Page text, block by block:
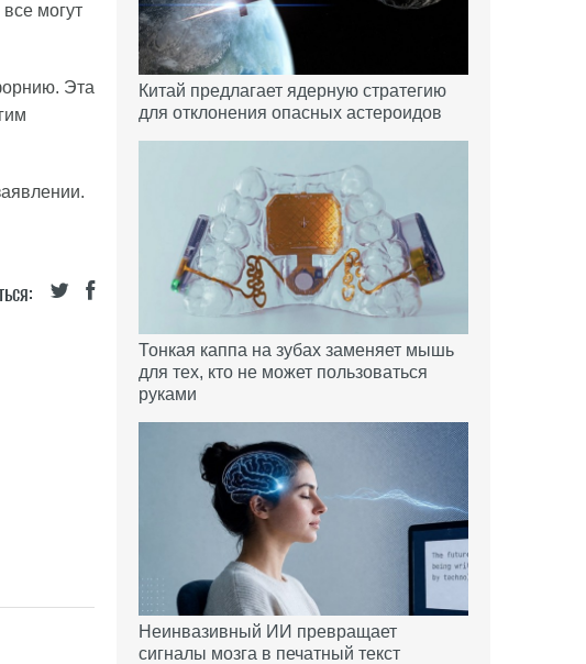
могут
Эта
Китай предлагает ядерную стратегию
для отклонения опасных астероидов
Тонкая каппа на зубах заменяет мышь
для тех, кто не может пользоваться
руками
Неинвазивный ИИ превращает
сигналы мозга в печатный текст